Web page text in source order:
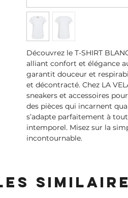
Découvrez le T-SHIRT
alliant confort et élégance
garantit douceur et
et décontracté. Chez LA
sneakers et accessoires
des pièces qui incarnent
s’adapte parfaitement à
intemporel. Misez sur la
incontournable.